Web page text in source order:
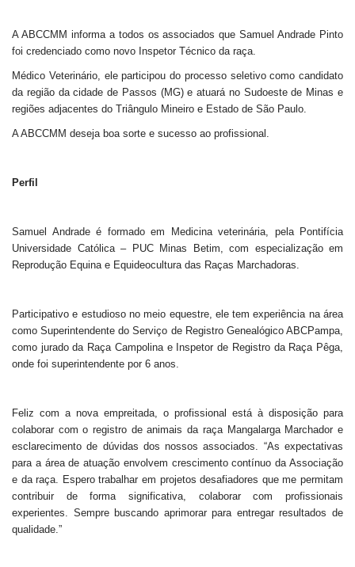
A ABCCMM informa a todos os associados que Samuel Andrade Pinto
foi credenciado como novo Inspetor Técnico da raça.
Médico Veterinário, ele participou do processo seletivo como candidato
da região da cidade de Passos (MG) e atuará no Sudoeste de Minas e
regiões adjacentes do Triângulo Mineiro e Estado de São Paulo.
A ABCCMM deseja boa sorte e sucesso ao profissional.
Perfil
Samuel Andrade é formado em Medicina veterinária, pela Pontifícia
Universidade Católica – PUC Minas Betim, com especialização em
Reprodução Equina e Equideocultura das Raças Marchadoras.
Participativo e estudioso no meio equestre, ele tem experiência na área
como Superintendente do Serviço de Registro Genealógico ABCPampa,
como jurado da Raça Campolina e Inspetor de Registro da Raça Pêga,
onde foi superintendente por 6 anos.
Feliz com a nova empreitada, o profissional está à disposição para
colaborar com o registro de animais da raça Mangalarga Marchador e
esclarecimento de dúvidas dos nossos associados. “As expectativas
para a área de atuação envolvem crescimento contínuo da Associação
e da raça. Espero trabalhar em projetos desafiadores que me permitam
contribuir de forma significativa, colaborar com profissionais
experientes. Sempre buscando aprimorar para entregar resultados de
qualidade.”